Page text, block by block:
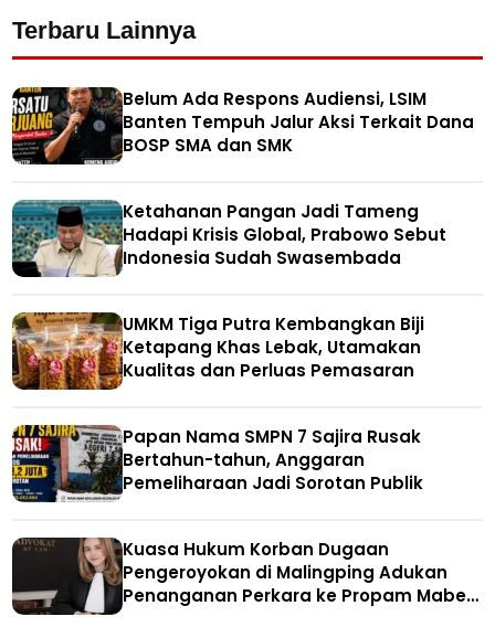
Terbaru Lainnya
Belum Ada Respons Audiensi, LSIM
Banten Tempuh Jalur Aksi Terkait Dana
BOSP SMA dan SMK
Ketahanan Pangan Jadi Tameng
Hadapi Krisis Global, Prabowo Sebut
Indonesia Sudah Swasembada
UMKM Tiga Putra Kembangkan Biji
Ketapang Khas Lebak, Utamakan
Kualitas dan Perluas Pemasaran
Papan Nama SMPN 7 Sajira Rusak
Bertahun-tahun, Anggaran
Pemeliharaan Jadi Sorotan Publik
Kuasa Hukum Korban Dugaan
Pengeroyokan di Malingping Adukan
Penanganan Perkara ke Propam Mabes